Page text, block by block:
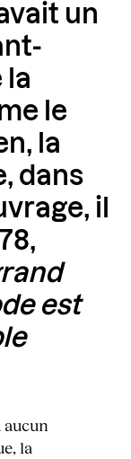
un
la
le
la
dans
il
est
aucun
la